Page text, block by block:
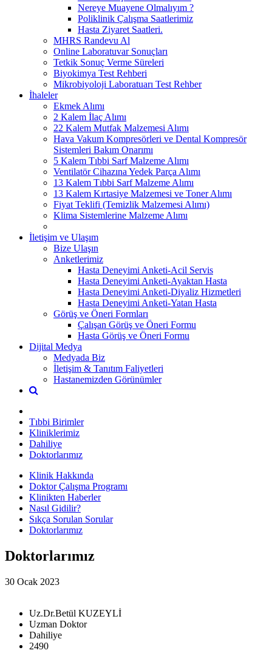
Nereye Muayene Olmalıyım ?
Poliklinik Çalışma Saatlerimiz
Hasta Ziyaret Saatleri.
MHRS Randevu Al
Online Laboratuvar Sonuçları
Tetkik Sonuç Verme Süreleri
Biyokimya Test Rehberi
Mikrobiyoloji Laboratuarı Test Rehber
İhaleler
Ekmek Alımı
2 Kalem İlaç Alımı
22 Kalem Mutfak Malzemesi Alımı
Hava Vakum Kompresörleri ve Dental Kompresör
Sistemleri Bakım Onarımı
5 Kalem Tıbbi Sarf Malzeme Alımı
Ventilatör Cihazına Yedek Parça Alımı
13 Kalem Tıbbi Sarf Malzeme Alımı
13 Kalem Kırtasiye Malzemesi ve Toner Alımı
Fiyat Teklifi (Temizlik Malzemesi Alımı)
Klima Sistemlerine Malzeme Alımı
İletişim ve Ulaşım
Bize Ulaşın
Anketlerimiz
Hasta Deneyimi Anketi-Acil Servis
Hasta Deneyimi Anketi-Ayaktan Hasta
Hasta Deneyimi Anketi-Diyaliz Hizmetleri
Hasta Deneyimi Anketi-Yatan Hasta
Görüş ve Öneri Formları
Çalışan Görüş ve Öneri Formu
Hasta Görüş ve Öneri Formu
Dijital Medya
Medyada Biz
İletişim & Tanıtım Faliyetleri
Hastanemizden Görünümler
Tıbbi Birimler
Kliniklerimiz
Dahiliye
Doktorlarımız
Klinik Hakkında
Doktor Çalışma Programı
Klinikten Haberler
Nasıl Gidilir?
Sıkça Sorulan Sorular
Doktorlarımız
Doktorlarımız
30 Ocak 2023
Uz.Dr.Betül KUZEYLİ
Uzman Doktor
Dahiliye
2490